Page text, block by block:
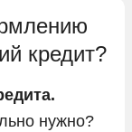
кредит?
нужно?